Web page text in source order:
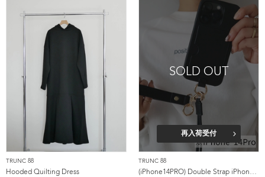
TRUNC 88
Hooded Quilting Dress
SOLD OUT
再入荷受付
TRUNC 88
(iPhone14PRO) Double Strap iPhone Case